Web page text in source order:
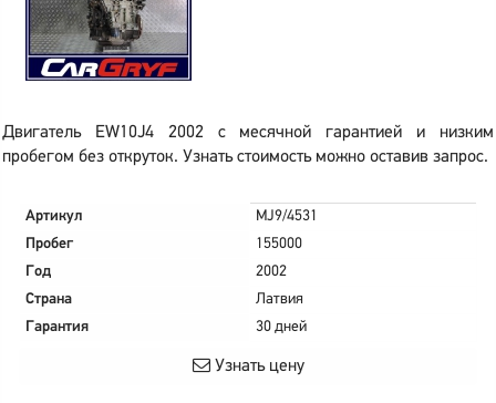
Двигатель EW10J4 2002 с месячной гарантией и низким
пробегом без откруток. Узнать стоимость можно оставив запрос.
Артикул
MJ9/4531
Пробег
155000
Год
2002
Страна
Латвия
Гарантия
30 дней
Узнать цену